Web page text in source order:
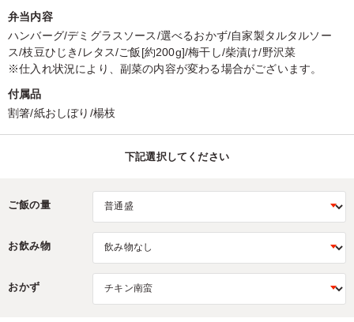
弁当内容
ハンバーグ/デミグラスソース/選べるおかず/自家製タルタルソー
ス/枝豆ひじき/レタス/ご飯[約200g]/梅干し/柴漬け/野沢菜
※仕入れ状況により、副菜の内容が変わる場合がございます。
付属品
割箸/紙おしぼり/楊枝
下記選択してください
ご飯の量
お飲み物
おかず